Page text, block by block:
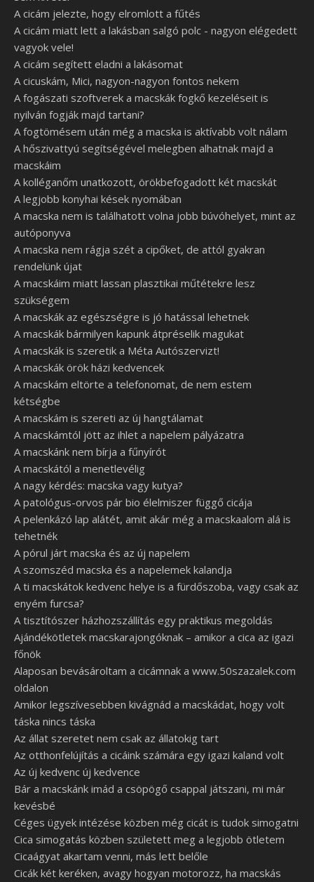
A cicám jelezte, hogy elromlott a fűtés
A cicám miatt lett a lakásban salgó polc - nagyon elégedett
vagyok vele!
A cicám segített eladni a lakásomat
A cicuskám, Mici, nagyon-nagyon fontos nekem
A fogászati szoftverek a macskák fogkő kezeléseit is
nyilván fogják majd tartani?
A fogtömésem után még a macska is aktívabb volt nálam
A hőszivattyú segítségével melegben alhatnak majd a
macskáim
A kolléganőm unatkozott, örökbefogadott két macskát
A legjobb konyhai kések nyomában
A macska nem is találhatott volna jobb búvóhelyet, mint az
autóponyva
A macska nem rágja szét a cipőket, de attól gyakran
rendelünk újat
A macskáim miatt lassan plasztikai műtétekre lesz
szükségem
A macskák az egészségre is jó hatással lehetnek
A macskák bármilyen kapunk átpréselik magukat
A macskák is szeretik a Méta Autószervizt!
A macskák örök házi kedvencek
A macskám eltörte a telefonomat, de nem estem
kétségbe
A macskám is szereti az új hangtálamat
A macskámtól jött az ihlet a napelem pályázatra
A macskánk nem bírja a fűnyírót
A macskától a menetlevélig
A nagy kérdés: macska vagy kutya?
A patológus-orvos pár bio élelmiszer függő cicája
A pelenkázó lap alátét, amit akár még a macskaalom alá is
tehetnék
A pórul járt macska és az új napelem
A szomszéd macska és a napelemek kalandja
A ti macskátok kedvenc helye is a fürdőszoba, vagy csak az
enyém furcsa?
A tisztítószer házhozszállítás egy praktikus megoldás
Ajándékötletek macskarajongóknak – amikor a cica az igazi
főnök
Alaposan bevásároltam a cicámnak a www.50szazalek.com
oldalon
Amikor legszívesebben kivágnád a macskádat, hogy volt
táska nincs táska
Az állat szeretet nem csak az állatokig tart
Az otthonfelújítás a cicáink számára egy igazi kaland volt
Az új kedvenc új kedvence
Bár a macskánk imád a csöpögő csappal játszani, mi már
kevésbé
Céges ügyek intézése közben még cicát is tudok simogatni
Cica simogatás közben született meg a legjobb ötletem
Cicaágyat akartam venni, más lett belőle
Cicák két keréken, avagy hogyan motorozz, ha macskás